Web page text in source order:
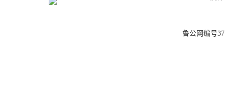
鲁公网编号